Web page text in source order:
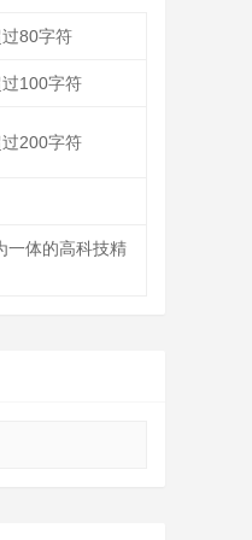
80字符
100字符
200字符
一体的高科技精